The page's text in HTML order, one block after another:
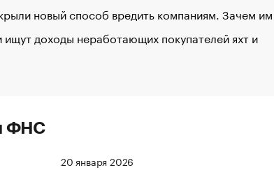
новый способ вредить компаниям. Зачем
ищут доходы неработающих покупателей яхт и
ФНС
20 января 2026